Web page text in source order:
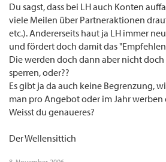
Du sagst, dass bei LH auch Konten
viele Meilen über Partneraktionen
etc.). Andererseits haut ja LH immer
und fördert doch damit das
Die werden doch dann aber nicht
sperren, oder??
Es gibt ja da auch keine Begrenzung,
man pro Angebot oder im Jahr werben
Weisst du genaueres?
Der Wellensittich